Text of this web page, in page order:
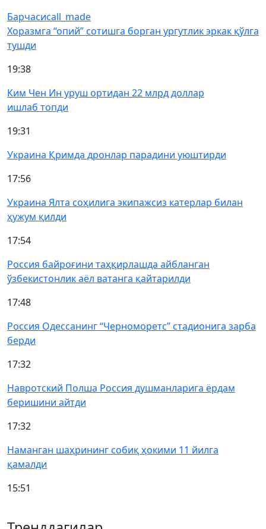
Барчасиcall_made
Хоразмга “опий” сотишга борган ургутлик эркак қўлга
тушди
19:38
Ким Чен Ин уруш ортидан 22 млрд доллар
ишлаб топди
19:31
Украина Қримда дронлар парадини уюштирди
17:56
Украина Ялта соҳилига экипажсиз катерлар билан
ҳужум қилди
17:54
Россия байроғини таҳқирлашда айбланган
ўзбекистонлик аёл ватанга қайтарилди
17:48
Россия Одессанинг “Черноморетс” стадионига зарба
берди
17:32
Навротский Полша Россия душманларига ёрдам
беришини айтди
17:32
Наманган шаҳрининг собиқ ҳокими 11 йилга
қамалди
15:51